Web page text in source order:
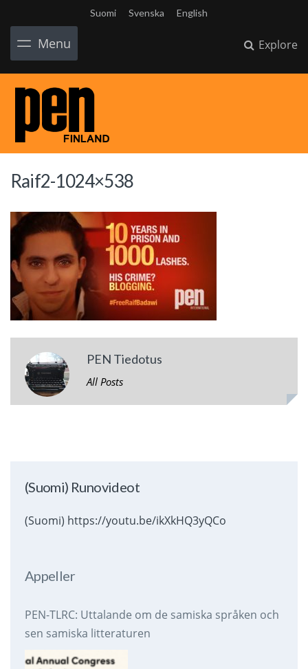
Suomi Svenska English
Menu Explore
Raif2-1024×538
PEN Tiedotus
All Posts
(Suomi) Runovideot
(Suomi) https://youtu.be/ikXkHQ3yQCo
Appeller
PEN-TLRC: Uttalande om de samiska språken och
sen samiska litteraturen